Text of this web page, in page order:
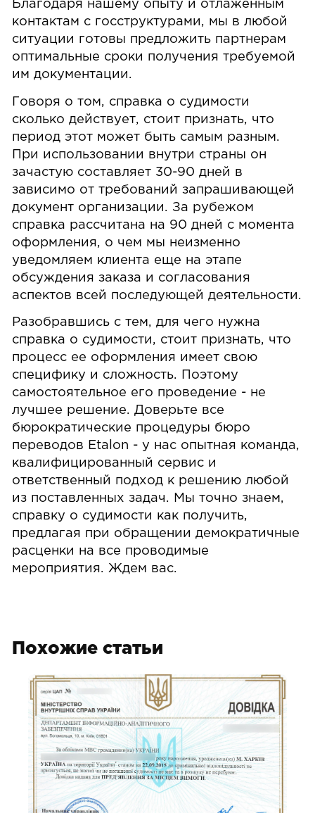
Благодаря нашему опыту и отлаженным
контактам с госструктурами, мы в любой
ситуации готовы предложить партнерам
оптимальные сроки получения требуемой
им документации.
Говоря о том, справка о судимости
сколько действует, стоит признать, что
период этот может быть самым разным.
При использовании внутри страны он
зачастую составляет 30-90 дней в
зависимо от требований запрашивающей
документ организации. За рубежом
справка рассчитана на 90 дней с момента
оформления, о чем мы неизменно
уведомляем клиента еще на этапе
обсуждения заказа и согласования
аспектов всей последующей деятельности.
Разобравшись с тем, для чего нужна
справка о судимости, стоит признать, что
процесс ее оформления имеет свою
специфику и сложность. Поэтому
самостоятельное его проведение - не
лучшее решение. Доверьте все
бюрократические процедуры бюро
переводов Etalon - у нас опытная команда,
квалифицированный сервис и
ответственный подход к решению любой
из поставленных задач. Мы точно знаем,
справку о судимости как получить,
предлагая при обращении демократичные
расценки на все проводимые
мероприятия. Ждем вас.
Похожие статьи